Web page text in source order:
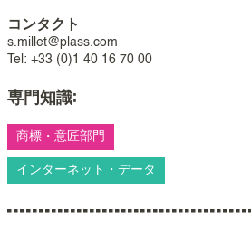
コンタクト
s.millet@plass.com
Tel: +33 (0)1 40 16 70 00
専門知識:
商標・意匠部門
インターネット・データ